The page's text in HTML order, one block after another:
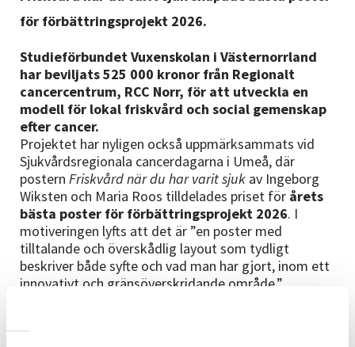
Lyssna
för förbättringsprojekt 2026.
Studieförbundet Vuxenskolan i Västernorrland
har beviljats 525 000 kronor från Regionalt
cancercentrum, RCC Norr, för att utveckla en
modell för lokal friskvård och social gemenskap
efter cancer.
Projektet har nyligen också uppmärksammats vid
Sjukvårdsregionala cancerdagarna i Umeå, där
postern Friskvård när du har varit sjuk av Ingeborg
Wiksten och Maria Roos tilldelades priset för årets
bästa poster för förbättringsprojekt 2026. I
motiveringen lyfts att det är ”en poster med
tilltalande och överskådlig layout som tydligt
beskriver både syfte och vad man har gjort, inom ett
innovativt och gränsöverskridande område.”